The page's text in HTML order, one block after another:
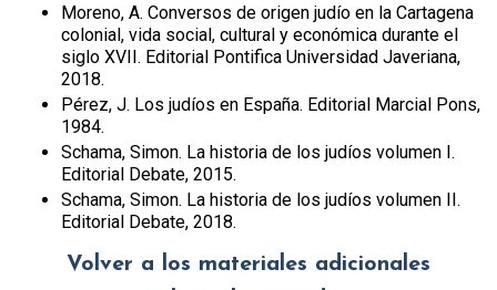
Moreno, A. Conversos de origen judío en la Cartagena
colonial, vida social, cultural y económica durante el
siglo XVII. Editorial Pontifica Universidad Javeriana,
2018.
Pérez, J. Los judíos en España. Editorial Marcial Pons,
1984.
Schama, Simon. La historia de los judíos volumen I.
Editorial Debate, 2015.
Schama, Simon. La historia de los judíos volumen II.
Editorial Debate, 2018.
Volver a los materiales adicionales